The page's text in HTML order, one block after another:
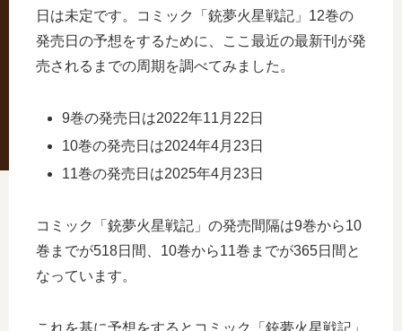
日は未定です。コミック「銃夢火星戦記」12巻の
発売日の予想をするために、ここ最近の最新刊が発
売されるまでの周期を調べてみました。
9巻の発売日は2022年11月22日
10巻の発売日は2024年4月23日
11巻の発売日は2025年4月23日
コミック「銃夢火星戦記」の発売間隔は9巻から10
巻までが518日間、10巻から11巻までが365日間と
なっています。